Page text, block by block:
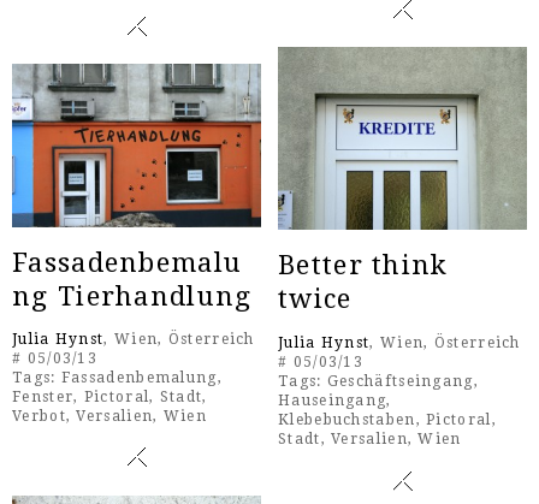
Better think
twice
Julia Hynst, Wien, Österreich
# 05/03/13
Tags: Geschäftseingang,
Hauseingang,
Klebebuchstaben ,Pictoral ,
Stadt,Versalien,Wien
Fassadenbemalu
ng Tierhandlung
Julia Hynst, Wien, Österreich
# 05/03/13
Tags: Fassadenbemalung,
Fenster, Pictoral, Stadt,
Verbot,Versalien, Wien